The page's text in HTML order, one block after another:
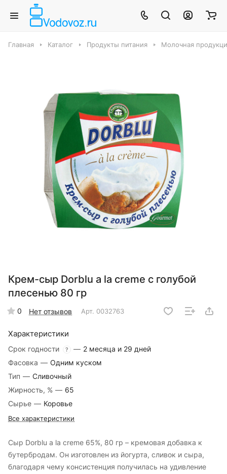
Главная Каталог Продукты питания Молочная
Крем-сыр Dorblu a la creme с голубой
плесенью 80 гр
0 Нет отзывов Арт. 0032763
Характеристики
Срок годности ? — 2 месяца и 29 дней
Фасовка — Одним куском
Тип — Сливочный
Жирность, % — 65
Сырье — Коровье
Все характеристики
Сыр Dorblu a la creme 65%, 80 гр – кремовая добавка к
бутербродам. Он изготовлен из йогурта, сливок и сыра,
благодаря чему консистенция получилась на удивление